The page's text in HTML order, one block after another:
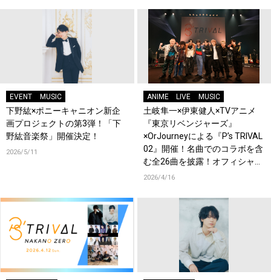
EVENT MUSIC
下野紘×ポニーキャニオン新企
画プロジェクトの第3弾！「下
野紘音楽祭」開催決定！
2026/5/11
ANIME LIVE MUSIC
土岐隼一×伊東健人×TVアニメ
『東京リベンジャーズ』
×OrJourneyによる『P’s TRIVAL
02』開催！名曲でのコラボを含
む全26曲を披露！オフィシャル
レポート到着！
2026/4/16